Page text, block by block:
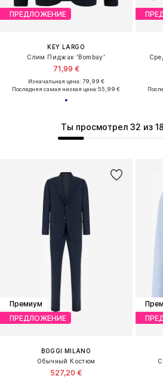
ПРЕДЛОЖЕНИЕ
KEY LARGO
Слим Пиджак 'Bombay'
71,99 €
Изначальная цена: 79,99 €
Последняя самая низкая цена:55,99 €
Премиум
ПРЕДЛОЖЕНИЕ
BOGGI MILANO
Обычный Костюм
527,20 €
Ты просмотрел 32 из